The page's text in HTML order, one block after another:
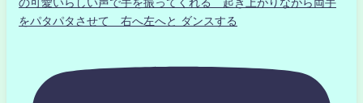
の可愛いらしい声で手を振ってくれる 起き上がりながら両手
をパタパタさせて 右へ左へと ダンスする